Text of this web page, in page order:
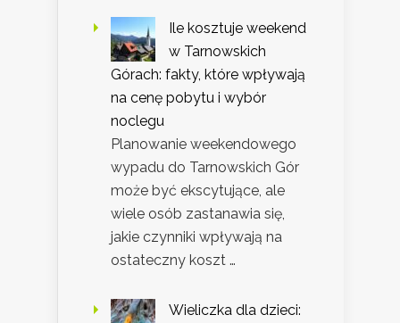
Ile kosztuje weekend
w Tarnowskich
Górach: fakty, które wpływają
na cenę pobytu i wybór
noclegu
Planowanie weekendowego
wypadu do Tarnowskich Gór
może być ekscytujące, ale
wiele osób zastanawia się,
jakie czynniki wpływają na
ostateczny koszt …
Wieliczka dla dzieci: